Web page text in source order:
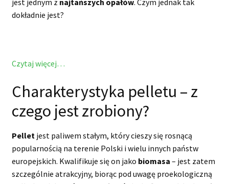
jest jednym z najtańszych opałów. Czym jednak tak
dokładnie jest?
Czytaj więcej…
Charakterystyka pelletu – z
czego jest zrobiony?
Pelletjest paliwem stałym, który cieszy się rosnącą
popularnością na terenie Polski i wielu innych państw
europejskich. Kwalifikuje się on jako biomasa – jest zatem
szczególnie atrakcyjny, biorąc pod uwagę proekologiczną